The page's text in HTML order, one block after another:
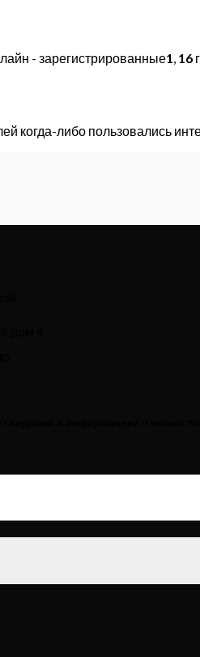
- зарегистрированные1, 16
когда-либо пользовались